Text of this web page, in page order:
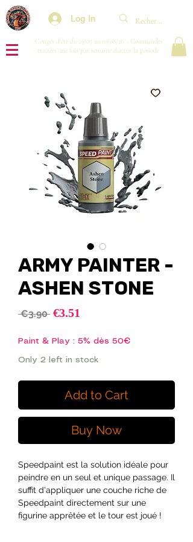
Log In
Congés d'été du 29/07 au 10/08/26 : Commandes
traitées une fois par semaine durant la période.
ARMY PAINTER -
ASHEN STONE
€3.90 Regular
€3.51
Paint & Play : 5% dès 50€
Only 2 left in stock
Add to Cart
Buy Now
Speedpaint est la solution idéale pour
peindre en un seul et unique passage. Il
suffit d'appliquer une couche riche de
Speedpaint directement sur une
figurine apprêtée et le tour est joué !